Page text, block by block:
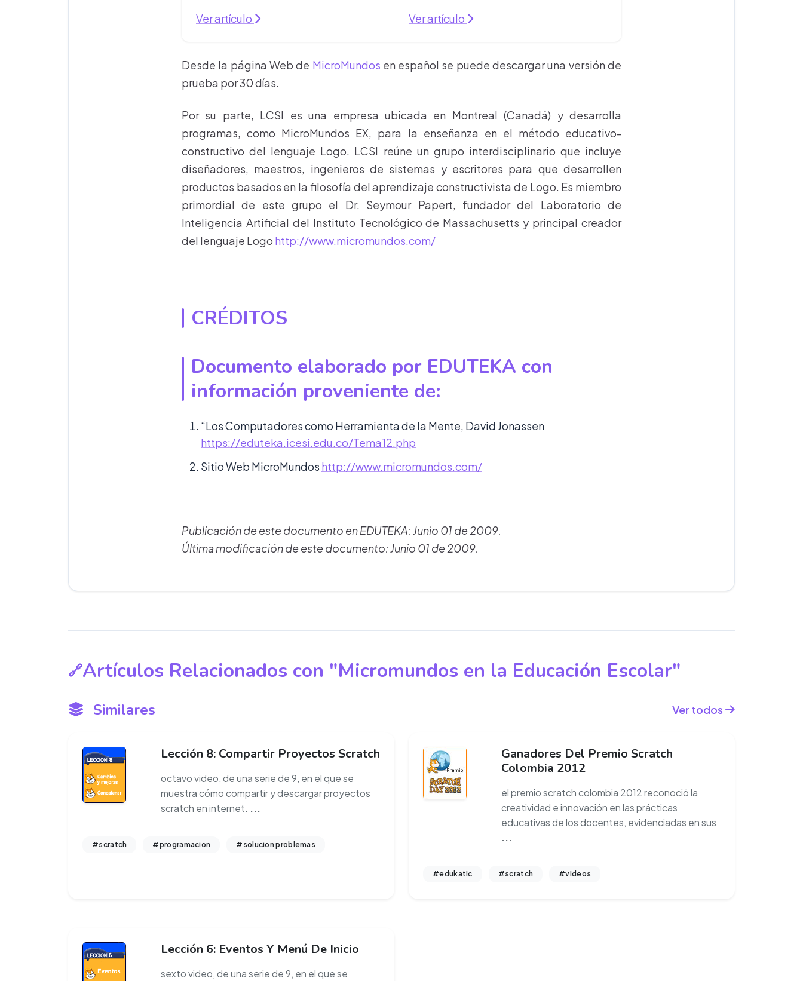
Ver artículo Ver artículo
Desde la página Web de MicroMundos en español se puede descargar una versión de
prueba por 30 días.
Por su parte, LCSI es una empresa ubicada en Montreal (Canadá) y desarrolla
programas, como MicroMundos EX, para la enseñanza en el método educativo-
constructivo del lenguaje Logo. LCSI reúne un grupo interdisciplinario que incluye
diseñadores, maestros, ingenieros de sistemas y escritores para que desarrollen
productos basados en la filosofía del aprendizaje constructivista de Logo. Es miembro
primordial de este grupo el Dr. Seymour Papert, fundador del Laboratorio de
Inteligencia Artificial del Instituto Tecnológico de Massachusetts y principal creador
del lenguaje Logo http://www.micromundos.com/
CRÉDITOS
Documento elaborado por EDUTEKA con
información proveniente de:
“Los Computadores como Herramienta de la Mente, David Jonassen
https://eduteka.icesi.edu.co/Tema12.php
Sitio Web MicroMundos http://www.micromundos.com/
Publicación de este documento en EDUTEKA: Junio 01 de 2009.
Última modificación de este documento: Junio 01 de 2009.
Artículos Relacionados con "Micromundos en la Educación Escolar"
Similares Ver todos
Lección 8: Compartir Proyectos Scratch
octavo video, de una serie de 9, en el que se
muestra cómo compartir y descargar proyectos
scratch en internet. ...
#scratch #programacion #solucion problemas
Ganadores Del Premio Scratch
Colombia 2012
el premio scratch colombia 2012 reconoció la
creatividad e innovación en las prácticas
educativas de los docentes, evidenciadas en sus
...
#edukatic #scratch #videos
Lección 6: Eventos Y Menú De Inicio
sexto video, de una serie de 9, en el que se